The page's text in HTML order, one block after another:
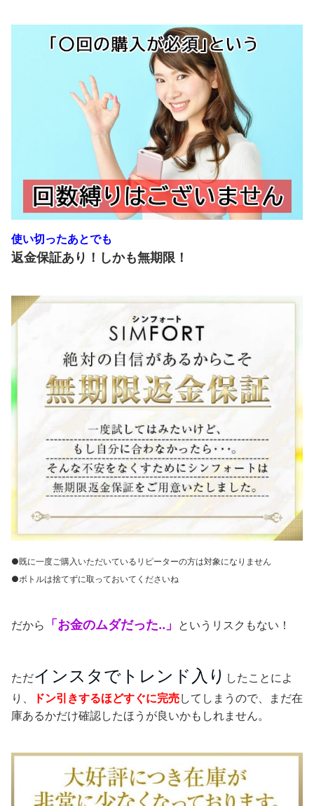
使い切ったあとでも
返金保証あり！ しかも無期限！
●既に一度ご購入いただいているリピーターの方は対象になりません
●ボトルは捨てずに取っておいてくださいね
だから 「お金のムダだった..」 というリスクもない！
ただインスタでトレンド入り したことによ
り、
ドン引きするほどすぐに完売してしまうので、まだ在
庫あるかだけ確認したほうが良いかもしれません。